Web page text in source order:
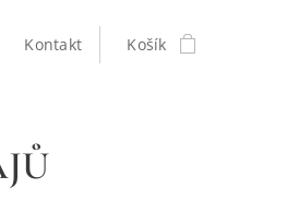
Kontakt Košík